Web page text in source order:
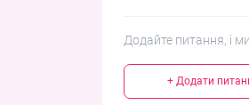
Додайте питання, і
+ Додати